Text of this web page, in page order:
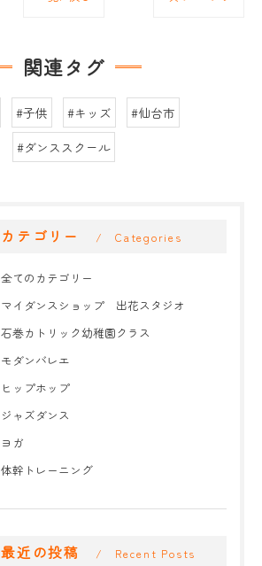
関連タグ
#子供 #キッズ
#仙台市
#ダンススクール
カテゴリー Categories
全てのカテゴリー
マイダンスショップ 出花スタジオ
石巻カトリック幼稚園クラス
モダンバレエ
ヒップホップ
ジャズダンス
ヨガ
体幹トレーニング
最近の投稿 Recent Posts